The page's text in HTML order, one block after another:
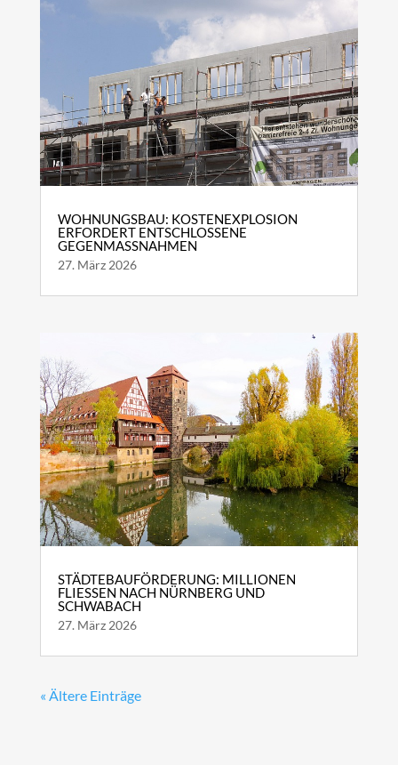
WOHNUNGSBAU: KOSTENEXPLOSION
ERFORDERT ENTSCHLOSSENE
GEGENMASSNAHMEN
27. März 2026
STÄDTEBAUFÖRDERUNG: MILLIONEN
FLIESSEN NACH NÜRNBERG UND S
CHWABACH
27. März 2026
« Ältere Einträge